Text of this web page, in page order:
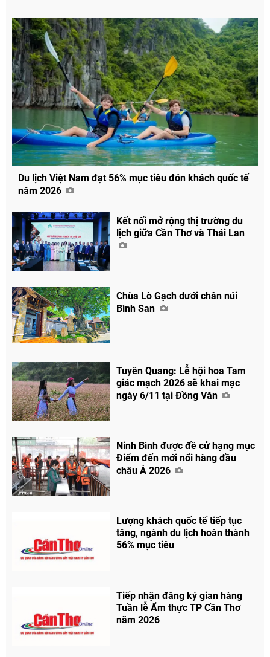
Du lịch Việt Nam đạt 56% mục tiêu đón khách quốc tế
năm 2026
Kết nối mở rộng thị trường du
lịch giữa Cần Thơ và Thái Lan
Chùa Lò Gạch dưới chân núi
Bình San
Tuyên Quang: Lễ hội hoa Tam
giác mạch 2026 sẽ khai mạc
ngày 6/11 tại Đồng Văn
Ninh Bình được đề cử hạng mục
Điểm đến mới nổi hàng đầu
châu Á 2026
Lượng khách quốc tế tiếp tục
tăng, ngành du lịch hoàn thành
56% mục tiêu
Tiếp nhận đăng ký gian hàng
Tuần lễ Ẩm thực TP Cần Thơ
năm 2026